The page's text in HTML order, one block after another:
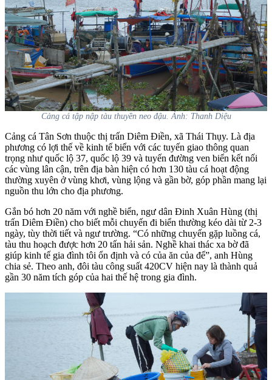
Cảng cá tập nập tàu thuyền neo đậu. Ảnh: Thanh Diệu
Cảng cá Tân Sơn thuộc thị trấn Diêm Điền, xã Thái Thụy. Là địa
phương có lợi thế về kinh tế biển với các tuyến giao thông quan
trọng như quốc lộ 37, quốc lộ 39 và tuyến đường ven biển kết nối
các vùng lân cận, trên địa bàn hiện có hơn 130 tàu cá hoạt động
thường xuyên ở vùng khơi, vùng lộng và gần bờ, góp phần mang lại
nguồn thu lớn cho địa phương.
Gắn bó hơn 20 năm với nghề biển, ngư dân Đinh Xuân Hùng (thị
trấn Diêm Điền) cho biết mỗi chuyến đi biển thường kéo dài từ 2-3
ngày, tùy thời tiết và ngư trường. “Có những chuyến gặp luồng cá,
tàu thu hoạch được hơn 20 tấn hải sản. Nghề khai thác xa bờ đã
giúp kinh tế gia đình tôi ổn định và có của ăn của để”, anh Hùng
chia sẻ. Theo anh, đôi tàu công suất 420CV hiện nay là thành quả
gần 30 năm tích góp của hai thế hệ trong gia đình.